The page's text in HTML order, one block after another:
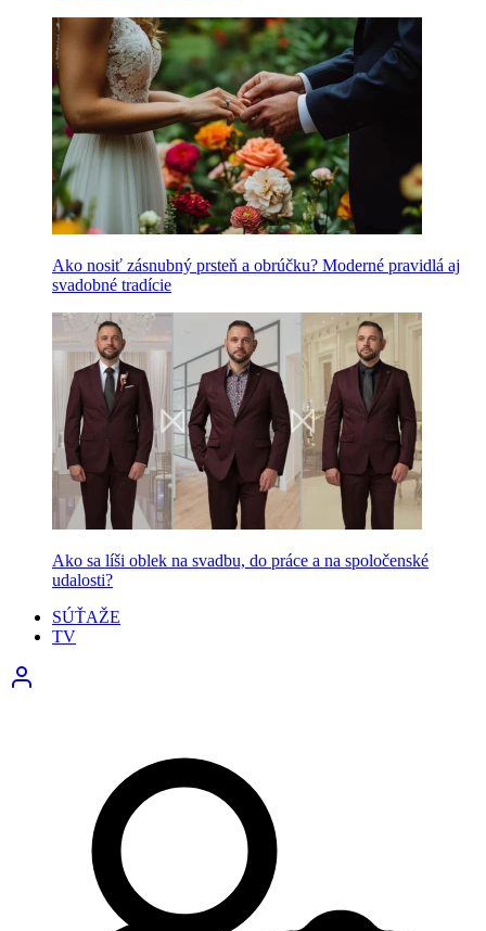
Ako nosiť zásnubný prsteň a obrúčku? Moderné pravidlá aj
svadobné tradície
Ako sa líši oblek na svadbu, do práce a na spoločenské
udalosti?
SÚŤAŽE
TV